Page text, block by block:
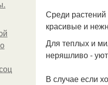
Среди
красивые и
Для теплых и
неряшливо -
В случае если